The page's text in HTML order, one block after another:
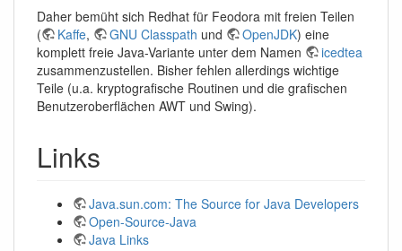
Daher bemüht sich Redhat für Feodora mit freien Teilen
(
Kaffe, GNU Classpath und OpenJDK) eine
komplett freie Java-Variante unter dem Namen
icedtea
zusammenzustellen. Bisher fehlen allerdings wichtige
Teile (u.a. kryptografische Routinen und die grafischen
Benutzeroberflächen AWT und Swing).
Links
Java.sun.com: The Source for Java Developers
Open-Source-Java
Java Links